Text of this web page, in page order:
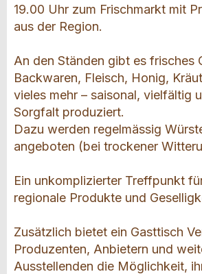
19.00 Uhr zum Frischmarkt mit
aus der Region.
An den Ständen gibt es frisches
Backwaren, Fleisch, Honig,
vieles mehr – saisonal, vielfältig
Sorgfalt produziert.
Dazu werden regelmässig
angeboten (bei trockener
Ein unkomplizierter Treffpunkt
regionale Produkte und
Zusätzlich bietet ein Gasttisch
Produzenten, Anbietern und
Ausstellenden die Möglichkeit,